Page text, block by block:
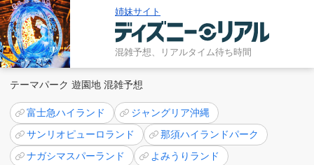
姉妹サイト
混雑予想、リアルタイム待ち時間
テーマパーク 遊園地 混雑予想
富士急ハイランド
ジャングリア沖縄
サンリオピューロランド
那須ハイランドパーク
ナガシマスパーランド
よみうりランド